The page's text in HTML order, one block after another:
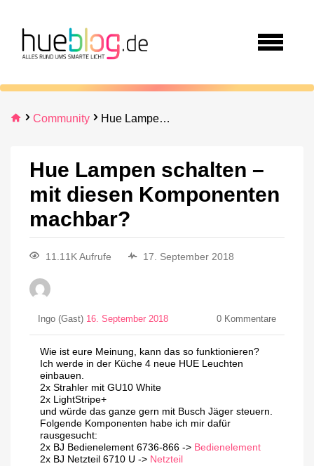
Community Hue Lampen schalten – mit diesen Komponenten machbar?
Hue Lampen schalten –
mit diesen Komponenten
machbar?
11.11K Aufrufe 17. September 2018
Ingo (Gast) 16. September 2018 0 Kommentare
Wie ist eure Meinung, kann das so funktionieren?
Ich werde in der Küche 4 neue HUE Leuchten
einbauen.
2x Strahler mit GU10 White
2x LightStripe+
und würde das ganze gern mit Busch Jäger steuern.
Folgende Komponenten habe ich mir dafür
rausgesucht:
2x BJ Bedienelement 6736-866 -> Bedienelement
2x BJ Netzteil 6710 U -> Netzteil